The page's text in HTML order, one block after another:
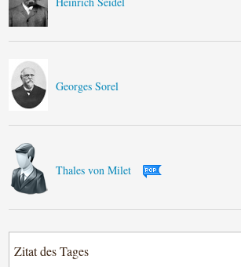
Georges Sorel
Thales von Milet
Zitat des Tages